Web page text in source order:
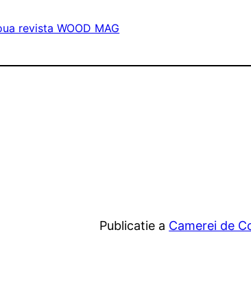
revista WOOD MAG
Publicatie a Camerei de